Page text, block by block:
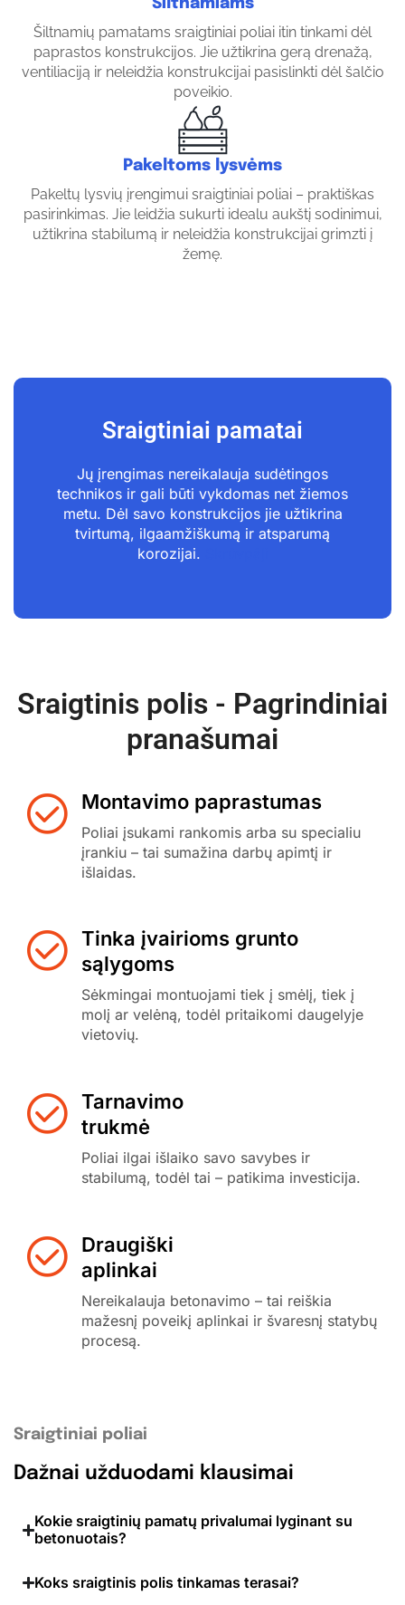
Šiltnamiams
Šiltnamių pamatams sraigtiniai poliai itin tinkami dėl
paprastos konstrukcijos. Jie užtikrina gerą drenažą,
ventiliaciją ir neleidžia konstrukcijai pasislinkti dėl šalčio
poveikio.
Pakeltoms lysvėms
Pakeltų lysvių įrengimui sraigtiniai poliai – praktiškas
pasirinkimas. Jie leidžia sukurti idealu aukštį sodinimui,
užtikrina stabilumą ir neleidžia konstrukcijai grimzti į
žemę.
Sraigtiniai pamatai
Jų įrengimas nereikalauja sudėtingos
technikos ir gali būti vykdomas net žiemos
metu. Dėl savo konstrukcijos jie užtikrina
tvirtumą, ilgaamžiškumą ir atsparumą
korozijai.
Sraigtinis polis - Pagrindiniai
pranašumai
Montavimo paprastumas
Poliai įsukami rankomis arba su specialiu
įrankiu – tai sumažina darbų apimtį ir
išlaidas.
Tinka įvairioms grunto
sąlygoms
Sėkmingai montuojami tiek į smėlį, tiek į
molį ar velėną, todėl pritaikomi daugelyje
vietovių.
Tarnavimo
trukmė
Poliai ilgai išlaiko savo savybes ir
stabilumą, todėl tai – patikima investicija.
Draugiški
aplinkai
Nereikalauja betonavimo – tai reiškia
mažesnį poveikį aplinkai ir švaresnį statybų
procesą.
Sraigtiniai poliai
Dažnai užduodami klausimai
Kokie sraigtinių pamatų privalumai lyginant su
betonuotais?
Koks sraigtinis polis tinkamas terasai?